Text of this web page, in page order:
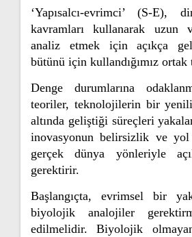
‘Yapısalcı-evrimci’ (S-E),
kavramları kullanarak uzun
analiz etmek için açıkça
bütünü için kullandığımız
Denge durumlarına
teoriler, teknolojilerin bir
altında geliştiği süreçleri
inovasyonun belirsizlik ve yol
gerçek dünya yönleriyle
gerektirir.
Başlangıçta, evrimsel bir
biyolojik analojiler
edilmelidir. Biyolojik